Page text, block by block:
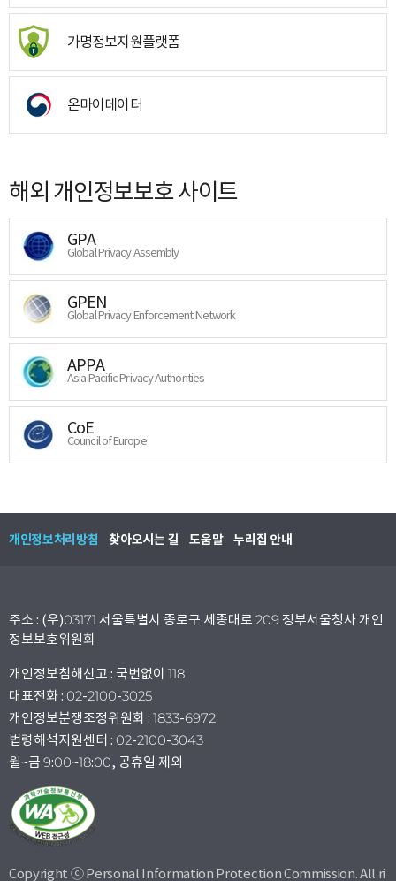
가명정보지원플랫폼
온마이데이터
해외 개인정보보호 사이트
GPA
Global Privacy Assembly
GPEN
Global Privacy Enforcement Network
APPA
Asia Pacific Privacy Authorities
CoE
Council of Europe
개인정보처리방침 찾아오시는 길 도움말 누리집 안내
주소 : (우)03171 서울특별시 종로구 세종대로 209 정부서울청사 개인
정보보호위원회
개인정보침해신고 : 국번없이 118
대표전화 : 02-2100-3025
개인정보분쟁조정위원회 : 1833-6972
법령해석지원센터 : 02-2100-3043
월~금 9:00~18:00, 공휴일 제외
Copyright ⓒ Personal Information Protection Commission. All ri